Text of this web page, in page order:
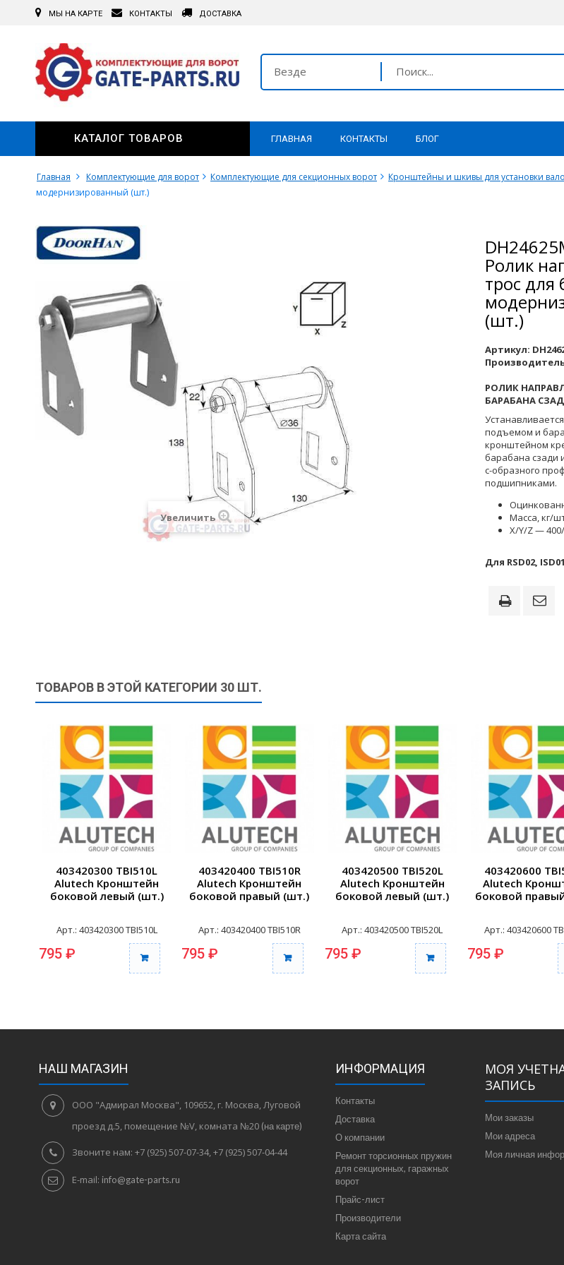
МЫ НА КАРТЕ КОНТАКТЫ ДОСТАВКА
Везде
ГЛАВНАЯ КОНТАКТЫ БЛОГ
КАТАЛОГ ТОВАРОВ
Главная Комплектующие для ворот Комплектующие для секционных ворот Кронштейны и шкивы для установки
модернизированный (шт.)
Увеличить
Ролик
трос для
(шт.)
Артикул:
РОЛИК
БАРАБАНА
подъемом и
кронштейном
барабана сзади
c-образного
подшипниками.
Масса, кг/
X/Y/Z —
Для RSD02,
ТОВАРОВ В ЭТОЙ КАТЕГОРИИ 30 ШТ.
403420300 TBI510L
Alutech Кронштейн
боковой левый (шт.)
Арт.: 403420300 TBI510L
795 ₽
403420400 TBI510R
Alutech Кронштейн
боковой правый (шт.)
Арт.: 403420400 TBI510R
795 ₽
403420500 TBI520L
Alutech Кронштейн
боковой левый (шт.)
Арт.: 403420500 TBI520L
795 ₽
403420600
Alutech
боковой
Арт.: 403420600
795 ₽
НАШ МАГАЗИН
ООО "Адмирал Москва", 109652, г. Москва, Луговой
проезд д.5, помещение №V, комната №20 (на карте)
Звоните нам: +7 (925) 507-07-34, +7 (925) 507-04-44
E-mail: info@gate-parts.ru
ИНФОРМАЦИЯ
Контакты
Доставка
О компании
Ремонт торсионных пружин
для секционных, гаражных
ворот
Прайс-лист
Производители
Карта сайта
МОЯ
ЗАПИСЬ
Мои заказы
Мои адреса
Моя личная